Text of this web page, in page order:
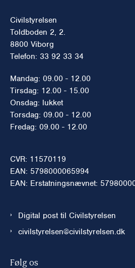
Civilstyrelsen
Toldboden 2, 2.
8800 Viborg
Telefon: 33 92 33 34
Mandag: 09.00 - 12.00
Tirsdag: 12.00 - 15.00
Onsdag: lukket
Torsdag: 09.00 - 12.00
Fredag: 09.00 - 12.00
CVR: 11570119
EAN: 5798000065994
EAN: Erstatningsnævnet:
Digital post til Civilstyrelsen
civilstyrelsen@civilstyrelsen.dk
Følg os